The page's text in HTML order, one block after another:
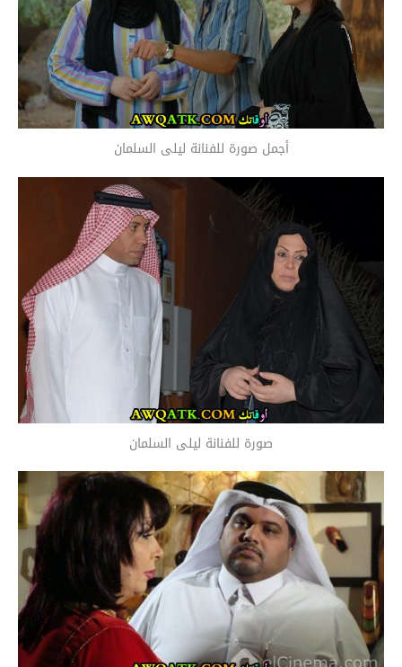
أجمل صورة للفنانة ليلى السلمان
صورة للفنانة ليلى السلمان